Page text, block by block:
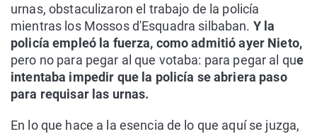
urnas, obstaculizaron el trabajo de la policía
mientras los Mossos d'Esquadra silbaban. Y la
policía empleó la fuerza, como admitió ayer Nieto,
pero no para pegar al que votaba: para pegar al que
intentaba impedir que la policía se abriera paso
para requisar las urnas.
En lo que hace a la esencia de lo que aquí se juzga,